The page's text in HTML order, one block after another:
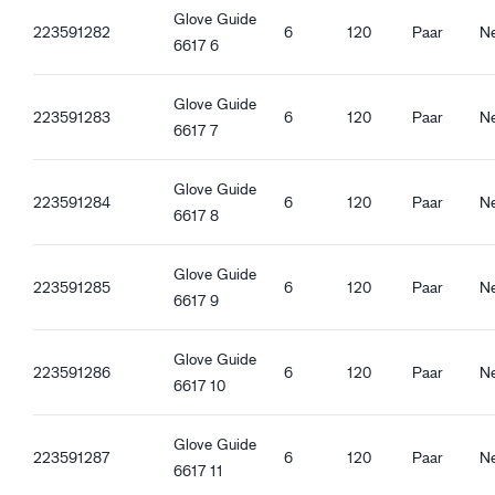
Kwaliteitskenmerken
REACH-compatibel
Oeko-Tex Confidence in textiles
Goedgekeurd voor contact met levensmiddelen - Alle
soorten levensmiddelen
ESD
Ergonomische eigenschappen
Gebreide manchet
Goede natte grip
223591282
Glove Guide
6617 6
6 120 Paar
223591283
Glove Guide
6617 7
6 120 Paar
223591284
Glove Guide
6617 8
6 120 Paar
223591285
Glove Guide
6617 9
6 120 Paar
223591286
Glove Guide
6617 10
6 120 Paar
223591287
Glove Guide
6617 11
6 120 Paar